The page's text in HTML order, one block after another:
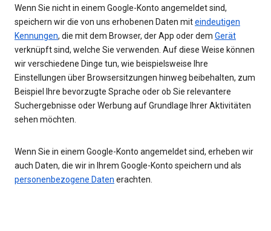
Wenn Sie nicht in einem Google-Konto angemeldet sind,
speichern wir die von uns erhobenen Daten miteindeutigen
Kennungen, die mit dem Browser, der App oder dem Gerät
verknüpft sind, welche Sie verwenden. Auf diese Weise können
wir verschiedene Dinge tun, wie beispielsweise Ihre
Einstellungen über Browsersitzungen hinweg beibehalten, zum
Beispiel Ihre bevorzugte Sprache oder ob Sie relevantere
Suchergebnisse oder Werbung auf Grundlage Ihrer Aktivitäten
sehen möchten.
Wenn Sie in einem Google-Konto angemeldet sind, erheben wir
auch Daten, die wir in Ihrem Google-Konto speichern und als
personenbezogene Daten erachten.